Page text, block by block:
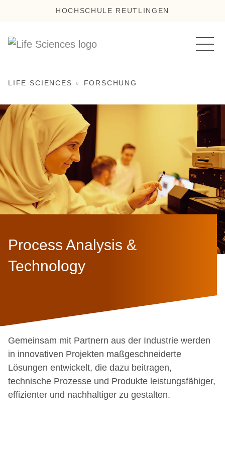
HOCHSCHULE REUTLINGEN
LIFE SCIENCES FORSCHUNG
Process Analysis &
Technology
Gemeinsam mit Partnern aus der Industrie werden
in innovativen Projekten maßgeschneiderte
Lösungen entwickelt, die dazu beitragen,
technische Prozesse und Produkte leistungsfähiger,
effizienter und nachhaltiger zu gestalten.